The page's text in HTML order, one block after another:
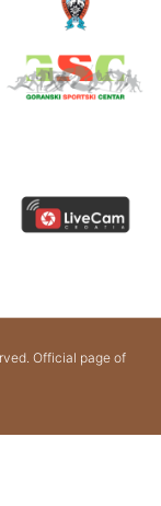
Official page of